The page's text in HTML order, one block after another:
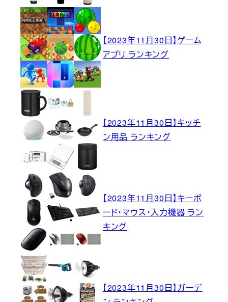
【2023年11月30日】ゲーム
アプリ ランキング
【2023年11月30日】キッチ
ン用品 ランキング
【2023年11月30日】キーボ
ード・マウス・入力機器 ラン
キング
【2023年11月30日】ガーデ